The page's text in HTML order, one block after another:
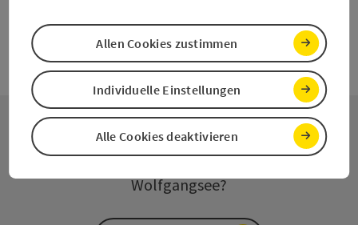
Wolfgangsee?
Alle Cookies deaktivieren
Individuelle Einstellungen
Allen Cookies zustimmen